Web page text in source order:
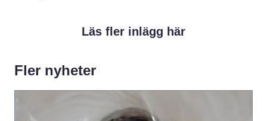
Läs fler inlägg här
Fler nyheter